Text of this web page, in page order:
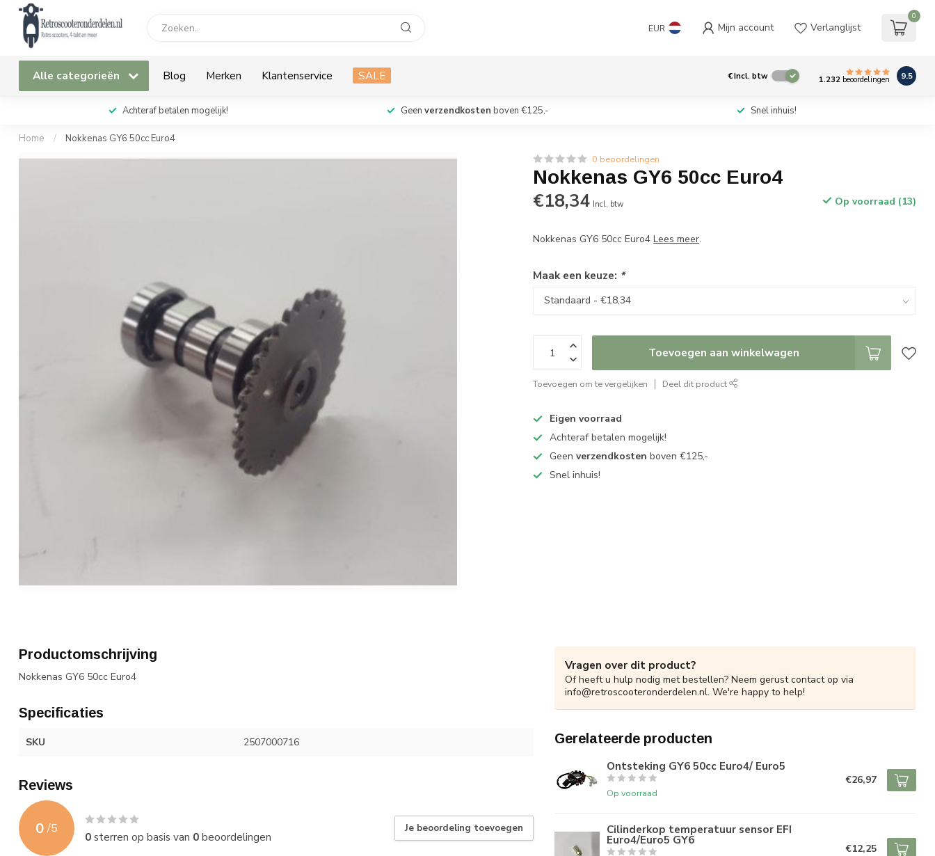
EUR Mijn account Verlanglijst
0
Alle categorieën Blog Merken Klantenservice SALE €Incl. btw 1.232 beoordelingen 9.5
Achteraf betalen mogelijk! Geen verzendkosten boven €125,- Snel inhuis!
Home / Nokkenas GY6 50cc Euro4
0 beoordelingen
Nokkenas GY6 50cc Euro4
€18,34 Incl. btw Op voorraad (13)
Nokkenas GY6 50cc Euro4Lees meer.
Maak een keuze: *
Toevoegen aan winkelwagen
Toevoegen om te vergelijken Deel dit product
Eigen voorraad
Achteraf betalen mogelijk!
Geenverzendkosten boven €125,-
Snel inhuis!
Productomschrijving
Nokkenas GY6 50cc Euro4
Specificaties
SKU 2507000716
Reviews
0 /5
0sterren op basis van 0beoordelingen
Je beoordeling toevoegen
Vragen over dit product?
Of heeft u hulp nodig met bestellen? Neem gerust contact op via
info@retroscooteronderdelen.nl. We're happy to help!
Gerelateerde producten
Ontsteking GY6 50cc Euro4/ Euro5
Op voorraad
€26,97
Cilinderkop temperatuur sensor EFI
Euro4/Euro5 GY6
€12,25